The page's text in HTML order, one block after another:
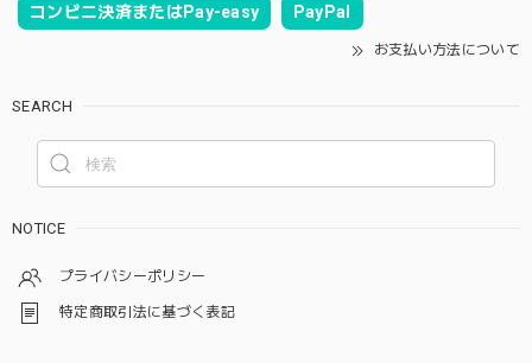
コンビニ決済またはPay-easy PayPal
お支払い方法について
SEARCH
NOTICE
プライバシーポリシー
特定商取引法に基づく表記